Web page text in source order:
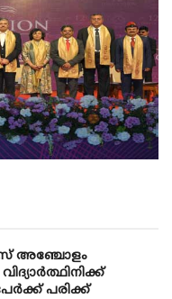
അഞ്ചോളം
പരിക്ക്